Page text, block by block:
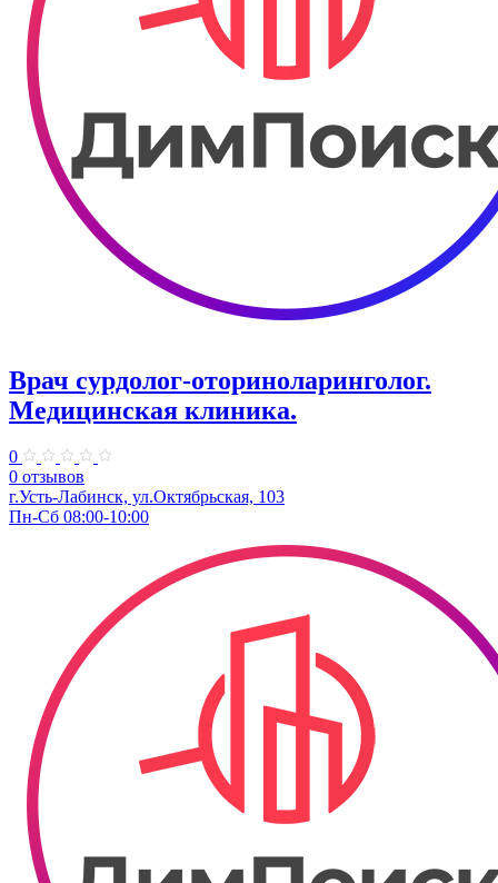
Врач сурдолог-оториноларинголог.
Медицинская клиника.
0
0 отзывов
г.Усть-Лабинск, ул.Октябрьская, 103
Пн-Сб 08:00-10:00